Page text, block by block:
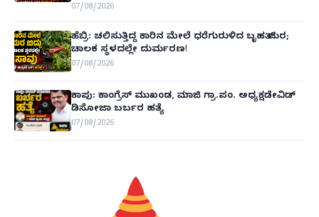
07/08/2026
ಹೆಬ್ರಿ: ಚಲಿಸುತ್ತಿದ್ದ ಕಾರಿನ ಮೇಲೆ ಧರೆಗುರುಳಿದ ಬೃಹತ್ ಮರ;
ಚಾಲಕ ಸ್ಥಳದಲ್ಲೇ ದುರ್ಮರಣ!
07/08/2026
ಕಾಪು: ಕಾಂಗ್ರೆಸ್ ಮುಖಂಡ, ಮಾಜಿ ಗ್ರಾ.ಪಂ. ಅಧ್ಯಕ್ಷಡೇವಿಡ್
ಡಿಸೋಜಾ ಬರ್ಬರ ಹತ್ಯೆ
07/08/2026